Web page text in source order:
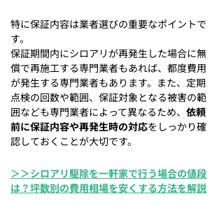
特に保証内容は業者選びの重要なポイントで
す。
保証期間内にシロアリが再発生した場合に無
償で再施工する専門業者もあれば、都度費用
が発生する専門業者もあります。また、定期
点検の回数や範囲、保証対象となる被害の範
囲なども専門業者によって異なるため、 依頼
前に保証内容や再発生時の対応をしっかり確
認しておくことが大切です。
＞＞シロアリ駆除を一軒家で行う場合の値段
は？坪数別の費用相場を安くする方法を解説